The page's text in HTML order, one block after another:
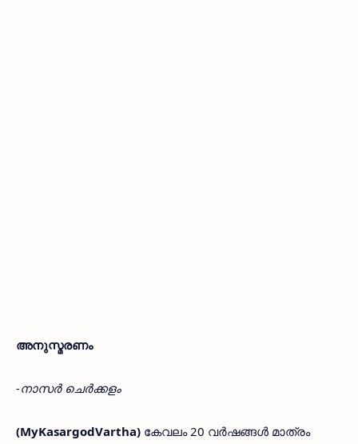
അനുസ്മരണം
-നാസർ ചെർക്കളം
(MyKasargodVartha) കേവലം 20 വർഷങ്ങൾ മാത്രം